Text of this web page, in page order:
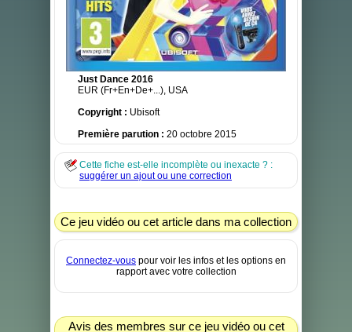
Just Dance 2016
EUR (Fr+En+De+...), USA
Copyright : Ubisoft
Première parution : 20 octobre 2015
Cette fiche est-elle incomplète ou inexacte ? :
suggérer un ajout ou une correction
Ce jeu vidéo ou cet article dans ma collection
Connectez-vous pour voir les infos et les options en
rapport avec votre collection
Avis des membres sur ce jeu vidéo ou cet